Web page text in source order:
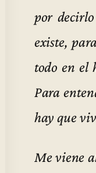
por
existe,
todo en el
Para
hay que
Me viene